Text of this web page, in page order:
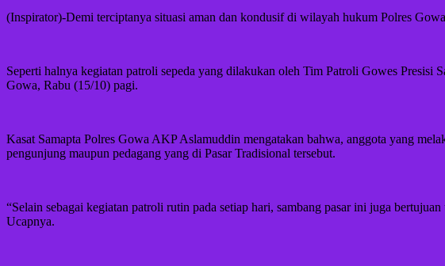
(Inspirator)-Demi terciptanya situasi aman dan kondusif di wilayah hukum Polres
Seperti halnya kegiatan patroli sepeda yang dilakukan oleh Tim Patroli Gowes Presisi
Gowa, Rabu (15/10) pagi.
Kasat Samapta Polres Gowa AKP Aslamuddin mengatakan bahwa, anggota yang
pengunjung maupun pedagang yang di Pasar Tradisional tersebut.
“Selain sebagai kegiatan patroli rutin pada setiap hari, sambang pasar ini juga
Ucapnya.